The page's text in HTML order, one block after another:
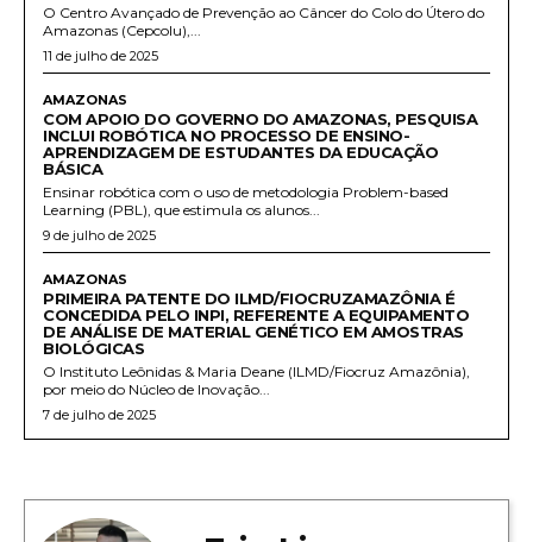
O Centro Avançado de Prevenção ao Câncer do Colo do Útero do
Amazonas (Cepcolu),...
11 de julho de 2025
AMAZONAS
COM APOIO DO GOVERNO DO AMAZONAS, PESQUISA
INCLUI ROBÓTICA NO PROCESSO DE ENSINO-
APRENDIZAGEM DE ESTUDANTES DA EDUCAÇÃO
BÁSICA
Ensinar robótica com o uso de metodologia Problem-based
Learning (PBL), que estimula os alunos...
9 de julho de 2025
AMAZONAS
PRIMEIRA PATENTE DO ILMD/FIOCRUZAMAZÔNIA É
CONCEDIDA PELO INPI, REFERENTE A EQUIPAMENTO
DE ANÁLISE DE MATERIAL GENÉTICO EM AMOSTRAS
BIOLÓGICAS
O Instituto Leônidas & Maria Deane (ILMD/Fiocruz Amazônia),
por meio do Núcleo de Inovação...
7 de julho de 2025